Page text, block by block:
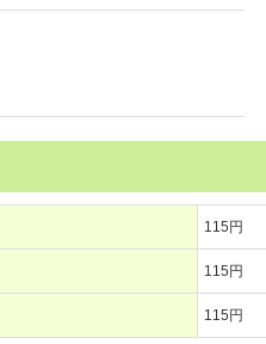
115円
115円
115円